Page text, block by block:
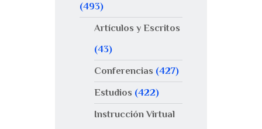
(493)
Artículos y Escritos
(43)
Conferencias (427)
Estudios (422)
Instrucción Virtual